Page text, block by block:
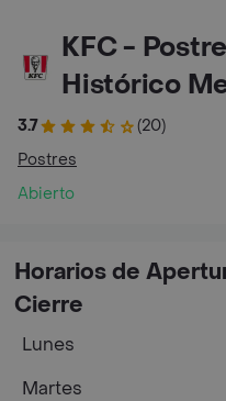
KFC -
Histórico
3.7
(20)
Postres
Abierto
Horarios de
Cierre
Lunes
Martes